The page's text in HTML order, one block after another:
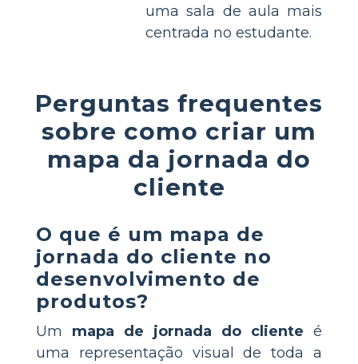
uma sala de aula mais
centrada no estudante.
Perguntas frequentes
sobre como criar um
mapa da jornada do
cliente
O que é um mapa de
jornada do cliente no
desenvolvimento de
produtos?
Um mapa de jornada do cliente é
uma representação visual de toda a